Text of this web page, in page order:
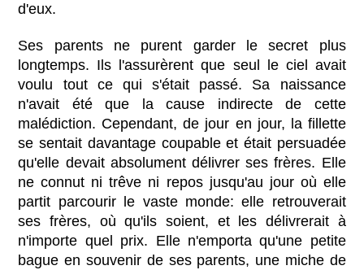
d'eux.
Ses parents ne purent garder le secret plus
longtemps. Ils l'assurèrent que seul le ciel avait
voulu tout ce qui s'était passé. Sa naissance
n'avait été que la cause indirecte de cette
malédiction. Cependant, de jour en jour, la fillette
se sentait davantage coupable et était persuadée
qu'elle devait absolument délivrer ses frères. Elle
ne connut ni trêve ni repos jusqu'au jour où elle
partit parcourir le vaste monde: elle retrouverait
ses frères, où qu'ils soient, et les délivrerait à
n'importe quel prix. Elle n'emporta qu'une petite
bague en souvenir de ses parents, une miche de